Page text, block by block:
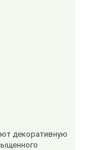
декоративную